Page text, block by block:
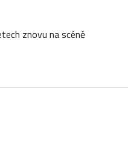
znovu na scéně